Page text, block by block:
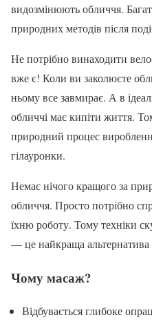
видозмінюють обличчя.
природних методів після
Не потрібно винаходити
вже є! Коли ви заколюєте
ньому все завмирає. А в
обличчі має кипіти життя.
природний процес
гілауронки.
Немає нічого кращого за
обличчя. Просто потрібно
їхню роботу. Тому техніки
— це найкраща
Чому масаж?
Відбувається глибоке